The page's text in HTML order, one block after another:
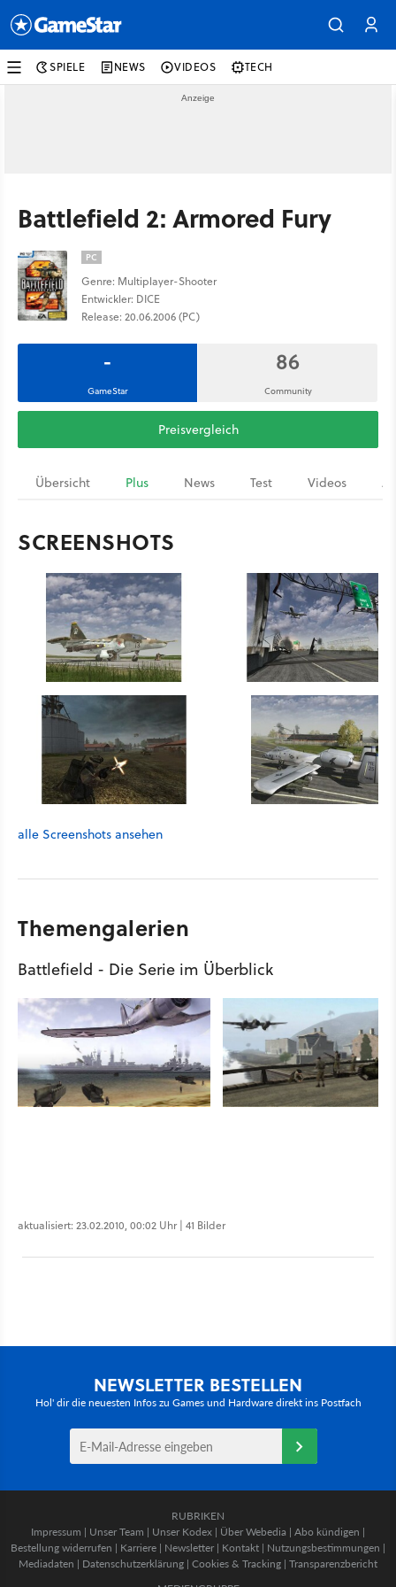
SPIELE NEWS VIDEOS TECH
Battlefield 2: Armored Fury
PC
Genre: Multiplayer-Shooter
Entwickler: DICE
Release: 20.06.2006 (PC)
-
GameStar
86
Community
Preisvergleich
Übersicht Plus News Test Videos
SCREENSHOTS
alle Screenshots ansehen
Themengalerien
Battlefield - Die Serie im Überblick
aktualisiert: 23.02.2010, 00:02 Uhr | 41 Bilder
NEWSLETTER BESTELLEN
Hol' dir die neuesten Infos zu Games und Hardware direkt ins Postfach
RUBRIKEN
Impressum | Unser Team | Unser Kodex | Über Webedia | Abo kündigen |
Bestellung widerrufen | Karriere | Newsletter | Kontakt | Nutzungsbestimmungen |
Mediadaten | Datenschutzerklärung | Cookies & Tracking | Transparenzbericht